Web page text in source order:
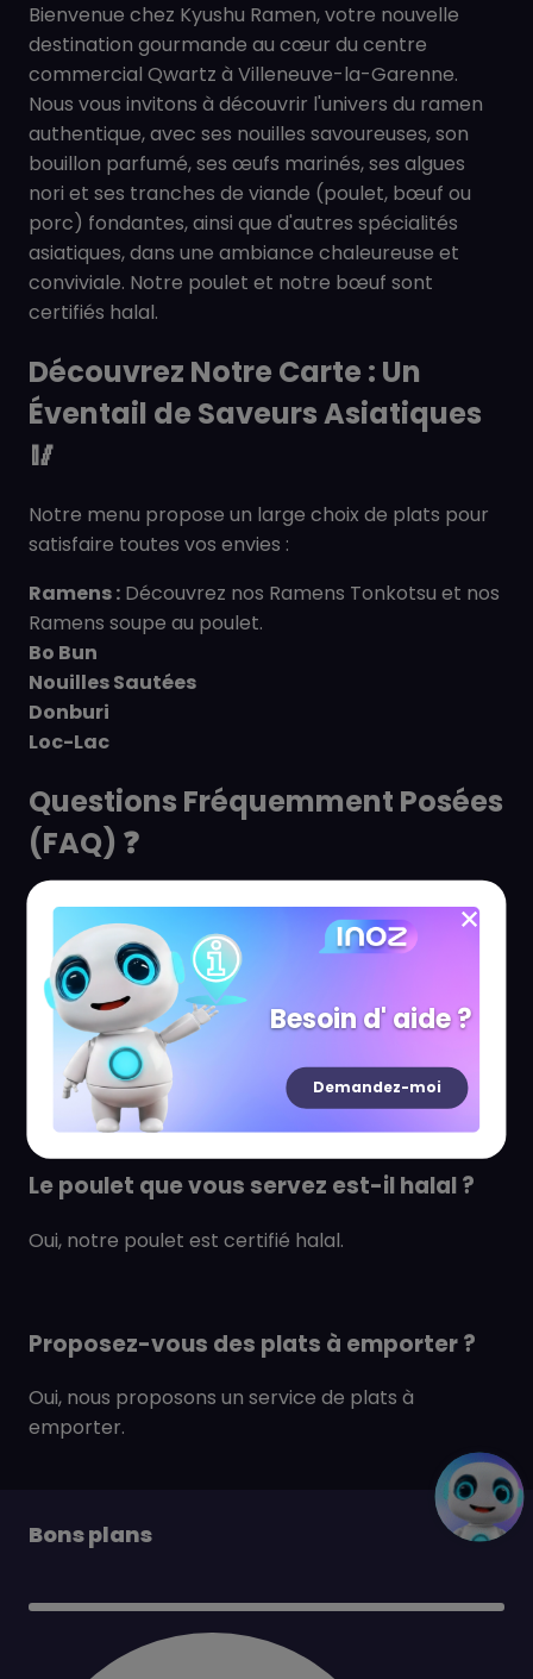
Bienvenue chez Kyushu Ramen, votre nouvelle
destination gourmande au cœur du centre
commercial Qwartz à Villeneuve-la-Garenne.
Nous vous invitons à découvrir l'univers du ramen
authentique, avec ses nouilles savoureuses, son
bouillon parfumé, ses œufs marinés, ses algues
nori et ses tranches de viande (poulet, bœuf ou
porc) fondantes, ainsi que d'autres spécialités
asiatiques, dans une ambiance chaleureuse et
conviviale. Notre poulet et notre bœuf sont
certifiés halal.
Découvrez Notre Carte : Un
Éventail de Saveurs Asiatiques
🥢
Notre menu propose un large choix de plats pour
satisfaire toutes vos envies :
Ramens : Découvrez nos Ramens Tonkotsu et nos
Ramens soupe au poulet.
Bo Bun
Nouilles Sautées
Donburi
Loc-Lac
Questions Fréquemment Posées
(FAQ) ❓
Où se situe exactement le restaurant
dans le centre Qwartz ?
Nous sommes situés au Niveau 0, juste à côté de
Pokawa.
Le poulet que vous servez est-il halal ?
Oui, notre poulet est certifié halal.
Proposez-vous des plats à emporter ?
Oui, nous proposons un service de plats à
emporter.
Bons plans
Besoin d' aide ?
Demandez-moi